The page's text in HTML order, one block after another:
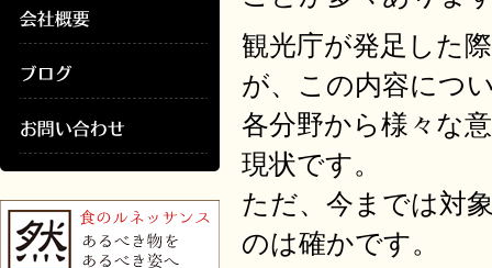
観光庁が発足した
が、この内容につ
各分野から様々な
現状です。
ただ、今までは対
のは確かです。